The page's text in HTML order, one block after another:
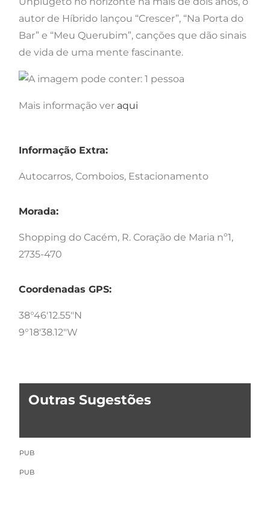
autor de Híbrido lançou “Crescer”, “Na Porta do
Bar” e “Meu Querubim”, canções que dão sinais
de vida de uma mente fascinante.
Mais informação ver aqui
Informação Extra:
Autocarros, Comboios, Estacionamento
Morada:
Shopping do Cacém, R. Coração de Maria nº1,
2735-470
Coordenadas GPS:
38°46'12.55"N
9°18'38.12"W
Outras Sugestões
PUB
PUB